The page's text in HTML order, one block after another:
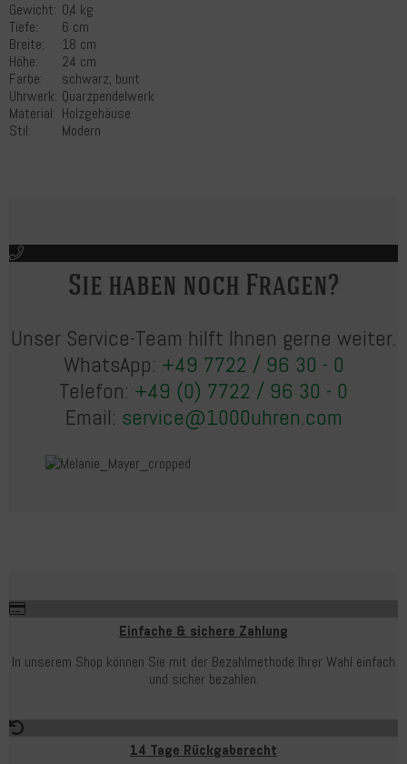
Gewicht: 0,4 kg
Tiefe:
6 cm
Breite:
18 cm
Höhe:
24 cm
Farbe:
schwarz, bunt
Uhrwerk: Quarzpendelwerk
Material: Holzgehäuse
Stil:
Modern
Sie haben noch Fragen?
Unser Service-Team hilft Ihnen gerne weiter.
WhatsApp: +49 7722 / 96 30 - 0
Telefon: +49 (0) 7722 / 96 30 - 0
Email: service@1000uhren.com
Einfache & sichere Zahlung
In unserem Shop können Sie mit der Bezahlmethode Ihrer Wahl einfach
und sicher bezahlen.
14 Tage Rückgaberecht